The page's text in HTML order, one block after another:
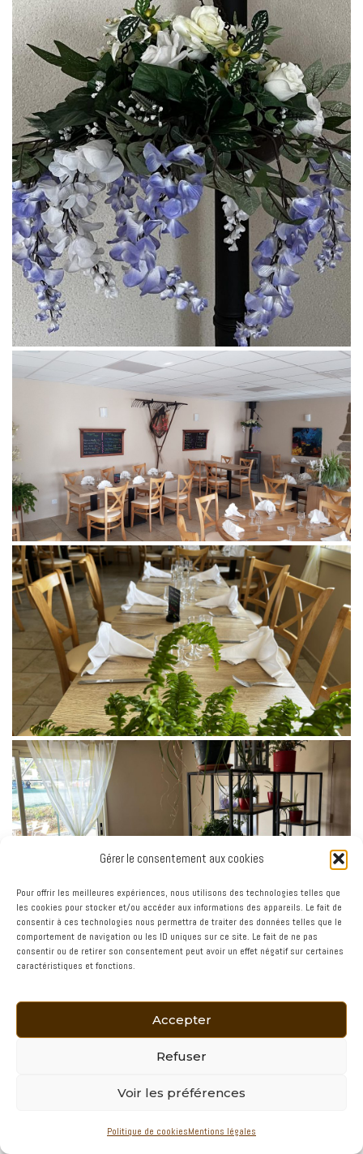
Gérer le consentement aux cookies
Pour offrir les meilleures expériences, nous utilisons des technologies telles que
les cookies pour stocker et/ou accéder aux informations des appareils. Le fait de
consentir à ces technologies nous permettra de traiter des données telles que le
comportement de navigation ou les ID uniques sur ce site. Le fait de ne pas
consentir ou de retirer son consentement peut avoir un effet négatif sur certaines
caractéristiques et fonctions.
Accepter
Refuser
Voir les préférences
Politique de cookiesMentions légales